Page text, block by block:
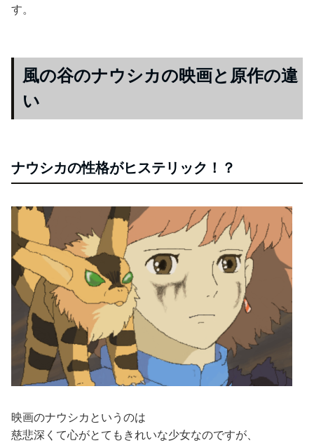
す。
風の谷のナウシカの映画と原作の違
い
ナウシカの性格がヒステリック！？
映画のナウシカというのは
慈悲深くて心がとてもきれいな少女なのですが、